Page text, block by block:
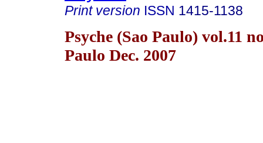
Print version ISSN 1415-1138
Psyche (Sao Paulo) vol.11
Paulo Dec. 2007